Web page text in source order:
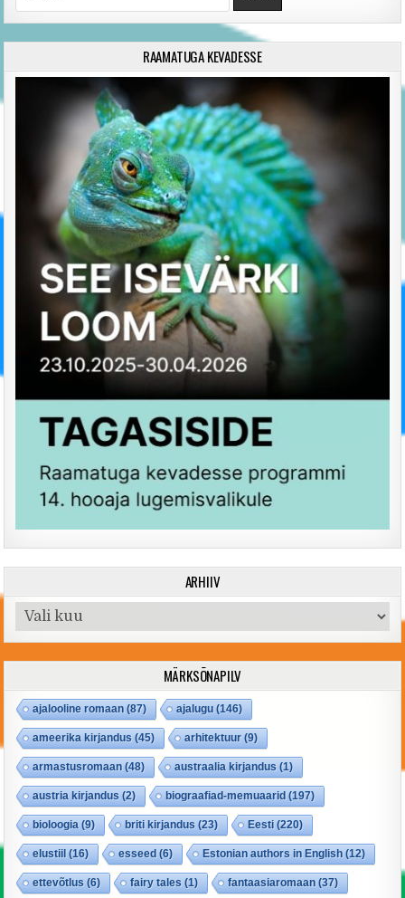
RAAMATUGA KEVADESSE
ARHIIV
Arhiiv
MÄRKSÕNAPILV
ajalooline romaan (87) ajalugu (146)
ameerika kirjandus (45) arhitektuur(9)
armastusromaan (48) austraalia kirjandus (1)
austria kirjandus (2) biograafiad-memuaarid (197)
bioloogia (9) briti kirjandus (23) Eesti (220)
elustiil (16) esseed (6) Estonian authors in English (12)
ettevõtlus (6) fairy tales (1) fantaasiaromaan (37)